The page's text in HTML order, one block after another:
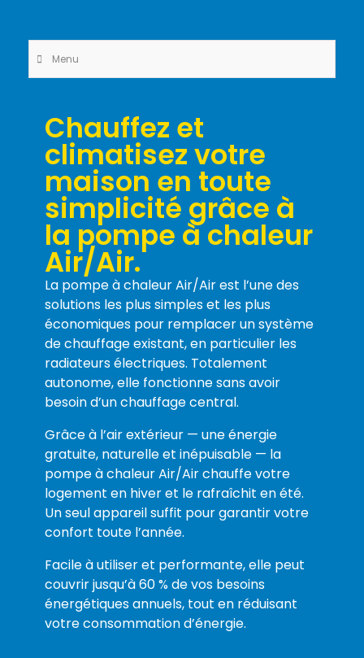
Menu
Chauffez et
climatisez votre
maison en toute
simplicité grâce à
la pompe à chaleur
Air/Air.
La pompe à chaleur Air/Air est l’une des
solutions les plus simples et les plus
économiques pour remplacer un système
de chauffage existant, en particulier les
radiateurs électriques. Totalement
autonome, elle fonctionne sans avoir
besoin d’un chauffage central.
Grâce à l’air extérieur — une énergie
gratuite, naturelle et inépuisable — la
pompe à chaleur Air/Air chauffe votre
logement en hiver et le rafraîchit en été.
Un seul appareil suffit pour garantir votre
confort toute l’année.
Facile à utiliser et performante, elle peut
couvrir jusqu’à 60 % de vos besoins
énergétiques annuels, tout en réduisant
votre consommation d’énergie.